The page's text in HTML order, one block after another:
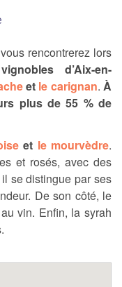
rencontrerez lors
d’Aix-en-
et le carignan.À
plus de 55 % de
et le mourvèdre.
et rosés, avec des
se distingue par ses
De son côté, le
vin. Enfin, la syrah